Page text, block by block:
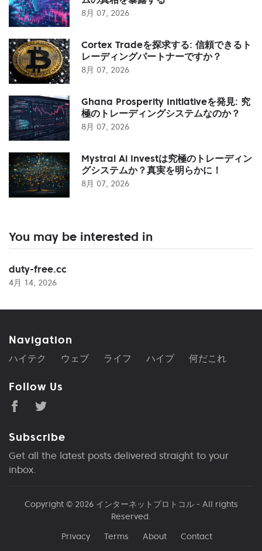
8月 07, 2026
Cortex Tradeを探求する: 信頼できるト
レーディングパートナーですか？
8月 07, 2026
Ghana Prosperity Initiativeを発見: 究
極のトレーディングシステムなのか？
8月 07, 2026
Mystral Ai Investは究極のトレーディン
グシステムか？真実を明らかに！
8月 07, 2026
You may be interested in
duty-free.cc
4月 14, 2026
Navigation
ハイテク ウェブ ライフ ハイプ 何だこれ
Follow Us
Subscribe
Get all the latest posts delivered straight to your
inbox.
Copyright © 2026 インターネットプロトコル- All rights
Reserved.
Privacy
Terms About Contact